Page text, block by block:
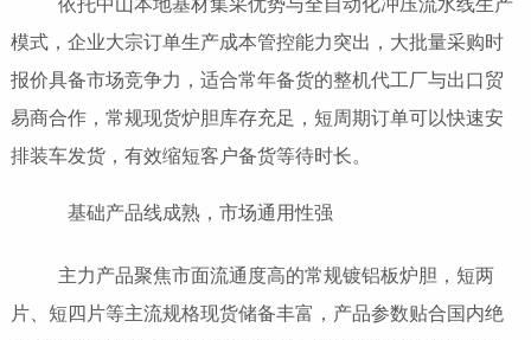
依托中山本地基材集采优势与全自动化冲压流水线生产
模式，企业大宗订单生产成本管控能力突出，大批量采购时
报价具备市场竞争力，适合常年备货的整机代工厂与出口贸
易商合作，常规现货炉胆库存充足，短周期订单可以快速安
排装车发货，有效缩短客户备货等待时长。
基础产品线成熟，市场通用性强
主力产品聚焦市面流通度高的常规镀铝板炉胆，短两
片、短四片等主流规格现货储备丰富，产品参数贴合国内绝